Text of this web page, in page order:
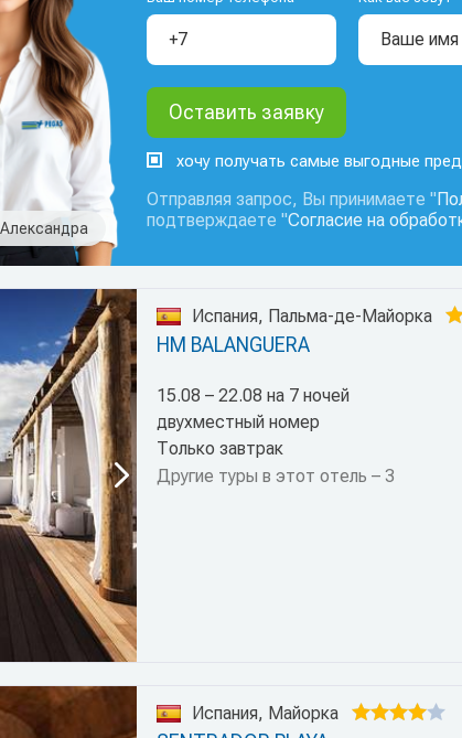
хочу получать самые выгодные
Отправляя запрос, Вы принимаете "
подтверждаете "Согласие на
Испания, Пальма-де-Майорка
HM BALANGUERA
15.08 – 22.08 на 7 ночей
двухместный номер
Только завтрак
Другие туры в этот отель – 3
Испания, Майорка